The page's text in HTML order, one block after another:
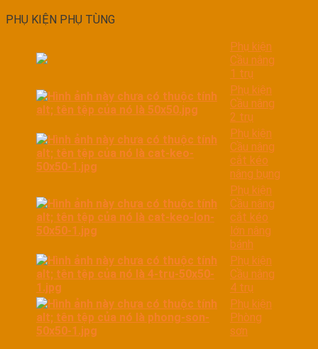
PHỤ KIỆN PHỤ TÙNG
Phụ kiện
Cầu nâng
1 trụ
Phụ kiện
Cầu nâng
2 trụ
Phụ kiện
Cầu nâng
cắt kéo
nâng bụng
Phụ kiện
Cầu nâng
cắt kéo
lớn nâng
bánh
Phụ kiện
Cầu nâng
4 trụ
Phụ kiện
Phòng
sơn